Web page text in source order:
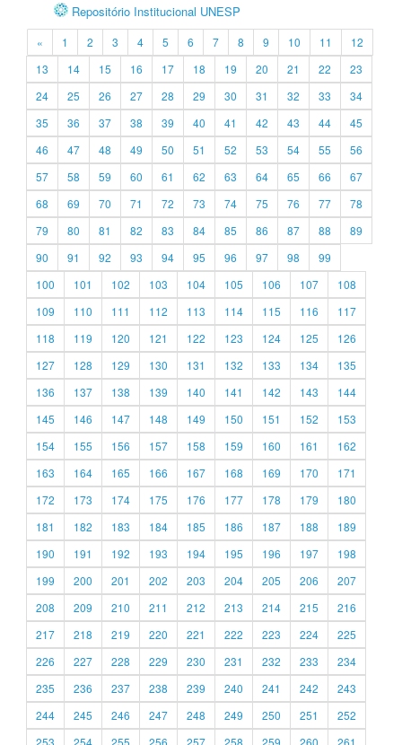
Repositório Institucional UNESP
« 1 2 3 4 5 6 7 8 9 10 11
12
13
14 15 16 17 18 19 20 21 22
23
24
25 26 27 28 29 30 31 32 33
34
35
36 37 38 39 40 41 42 43 44
45
46
47 48 49 50 51 52 53 54 55
56
57
58 59 60 61 62 63 64 65 66
67
68
69 70 71 72 73 74 75 76 77
78
79
80 81 82 83 84 85 86 87 88
89
90
91 92 93 94 95 96 97 98
99
100
101 102 103 104 105 106 107
108
109
110 111 112 113 114 115 116
117
118
119 120 121 122 123 124 125
126
127
128 129 130 131 132 133 134
135
136
137 138 139 140 141 142 143
144
145
146 147 148 149 150 151 152
153
154
155 156 157 158 159 160 161
162
163
164 165 166 167 168 169 170
171
172
173 174 175 176 177 178 179
180
181
182 183 184 185 186 187 188
189
190
191 192 193 194 195 196 197
198
199
200 201 202 203 204 205 206
207
208
209 210 211 212 213 214 215
216
217
218 219 220 221 222 223 224
225
226
227 228 229 230 231 232 233
234
235
236 237 238 239 240 241 242
243
244
245 246 247 248 249 250 251
252
253
254 255 256 257 258 259 260 261